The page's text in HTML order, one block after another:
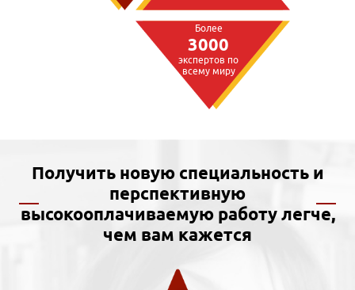
Более
3000
экспертов по
всему миру
Получить новую специальность и
перспективную
высокооплачиваемую работу легче,
чем вам кажется